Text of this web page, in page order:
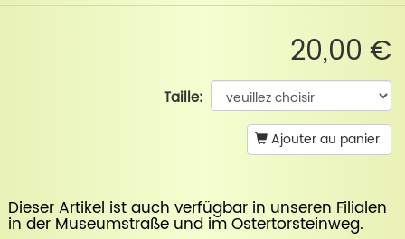
20,00 €
Taille:
Ajouter au panier
Dieser Artikel ist auch verfügbar in unseren Filialen
in der Museumstraßeund imOstertorsteinweg.